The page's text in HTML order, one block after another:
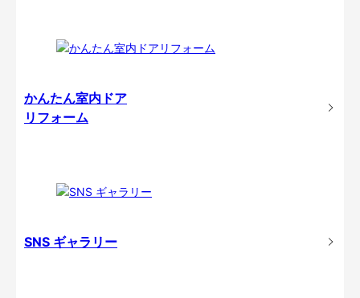
かんたん室内ドア
リフォーム
SNS ギャラリー